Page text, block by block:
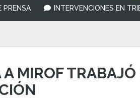
PRENSA INTERVENCIONES EN
MIROF